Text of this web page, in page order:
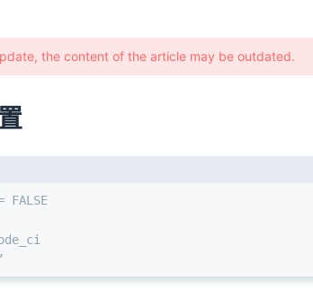
the content of the article may be outdated.